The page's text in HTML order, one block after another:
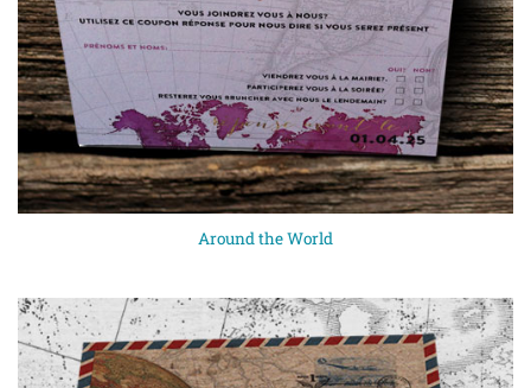
Around the World